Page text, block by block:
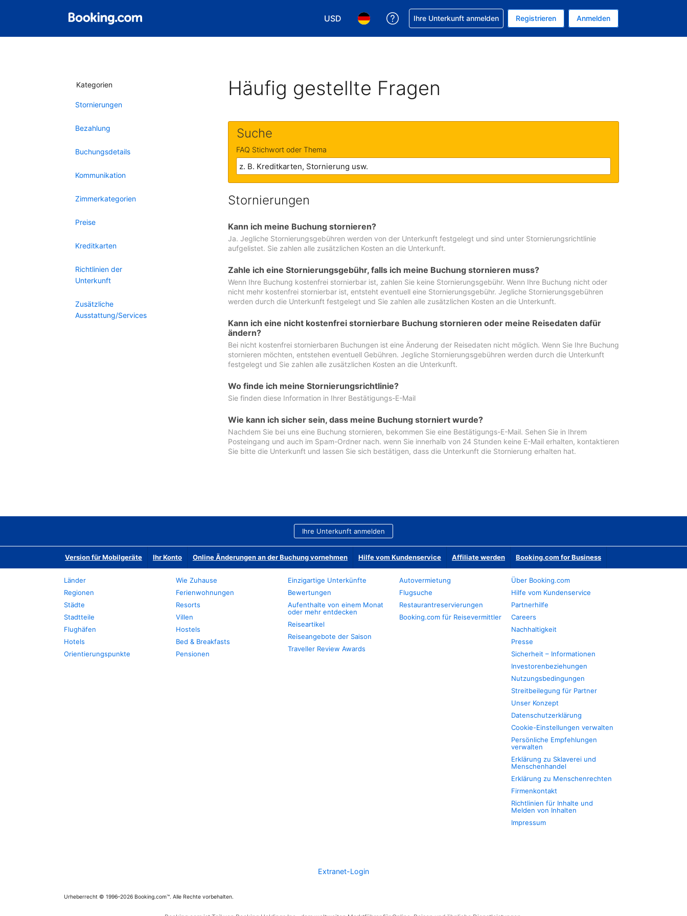
USD
Wählen Sie Ihre Währung. Ihre aktuelle Währung ist US-Dollar
Wählen Sie Ihre Sprache. Ihre aktuelle Sprache ist Deutsch
Hilfe bei Ihrer Buchung erhalten
Ihre Unterkunft anmelden Registrieren Anmelden
Kategorien
Stornierungen
Bezahlung
Buchungsdetails
Kommunikation
Zimmerkategorien
Preise
Kreditkarten
Richtlinien der
Unterkunft
Zusätzliche
Ausstattung/Services
Häufig gestellte Fragen
Suche
FAQ Stichwort oder Thema
Stornierungen
Kann ich meine Buchung stornieren?
Ja. Jegliche Stornierungsgebühren werden von der Unterkunft festgelegt und sind unter Stornierungsrichtlinie
aufgelistet. Sie zahlen alle zusätzlichen Kosten an die Unterkunft.
Zahle ich eine Stornierungsgebühr, falls ich meine Buchung stornieren muss?
Wenn Ihre Buchung kostenfrei stornierbar ist, zahlen Sie keine Stornierungsgebühr. Wenn Ihre Buchung nicht oder
nicht mehr kostenfrei stornierbar ist, entsteht eventuell eine Stornierungsgebühr. Jegliche Stornierungsgebühren
werden durch die Unterkunft festgelegt und Sie zahlen alle zusätzlichen Kosten an die Unterkunft.
Kann ich eine nicht kostenfrei stornierbare Buchung stornieren oder meine Reisedaten dafür
ändern?
Bei nicht kostenfrei stornierbaren Buchungen ist eine Änderung der Reisedaten nicht möglich. Wenn Sie Ihre Buchung
stornieren möchten, entstehen eventuell Gebühren. Jegliche Stornierungsgebühren werden durch die Unterkunft
festgelegt und Sie zahlen alle zusätzlichen Kosten an die Unterkunft.
Wo finde ich meine Stornierungsrichtlinie?
Sie finden diese Information in Ihrer Bestätigungs-E-Mail
Wie kann ich sicher sein, dass meine Buchung storniert wurde?
Nachdem Sie bei uns eine Buchung stornieren, bekommen Sie eine Bestätigungs-E-Mail. Sehen Sie in Ihrem
Posteingang und auch im Spam-Ordner nach. wenn Sie innerhalb von 24 Stunden keine E-Mail erhalten, kontaktieren
Sie bitte die Unterkunft und lassen Sie sich bestätigen, dass die Unterkunft die Stornierung erhalten hat.
Ihre Unterkunft anmelden
Version für Mobilgeräte Ihr Konto Online Änderungen an der Buchung vornehmen Hilfe vom Kundenservice Affiliate werden Booking.com for Business
Länder
Regionen
Städte
Stadtteile
Flughäfen
Hotels
Orientierungspunkte
Wie Zuhause
Ferienwohnungen
Resorts
Villen
Hostels
Bed & Breakfasts
Pensionen
Einzigartige Unterkünfte
Bewertungen
Aufenthalte von einem Monat
oder mehr entdecken
Reiseartikel
Reiseangebote der Saison
Traveller Review Awards
Autovermietung
Flugsuche
Restaurantreservierungen
Booking.com für Reisevermittler
Über Booking.com
Hilfe vom Kundenservice
Partnerhilfe
Careers
Nachhaltigkeit
Presse
Sicherheit – Informationen
Investorenbeziehungen
Nutzungsbedingungen
Streitbeilegung für Partner
Unser Konzept
Datenschutzerklärung
Cookie-Einstellungen verwalten
Persönliche Empfehlungen
verwalten
Erklärung zu Sklaverei und
Menschenhandel
Erklärung zu Menschenrechten
Firmenkontakt
Richtlinien für Inhalte und
Melden von Inhalten
Impressum
Extranet-Login
Urheberrecht © 1996–2026 Booking.com™. Alle Rechte vorbehalten.